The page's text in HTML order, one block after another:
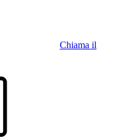
Chiama il